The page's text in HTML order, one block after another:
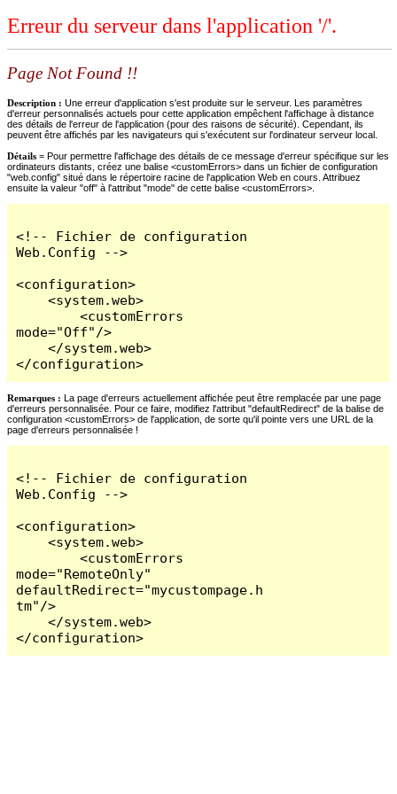
Erreur du serveur dans l'application '/'.
Page Not Found !!
Description : Une erreur d'application s'est produite sur le serveur. Les paramètres
d'erreur personnalisés actuels pour cette application empêchent l'affichage à distance
des détails de l'erreur de l'application (pour des raisons de sécurité). Cependant, ils
peuvent être affichés par les navigateurs qui s'exécutent sur l'ordinateur serveur local.
Détails = Pour permettre l'affichage des détails de ce message d'erreur spécifique sur les
ordinateurs distants, créez une balise <customErrors> dans un fichier de configuration
"web.config" situé dans le répertoire racine de l'application Web en cours. Attribuez
ensuite la valeur "off" à l'attribut "mode" de cette balise <customErrors>.
<!-- Fichier de configuration
Web.Config -->
<configuration>
    <system.web>
        <customErrors
mode="Off"/>
    </system.web>
</configuration>
Remarques : La page d'erreurs actuellement affichée peut être remplacée par une page
d'erreurs personnalisée. Pour ce faire, modifiez l'attribut "defaultRedirect" de la balise de
configuration <customErrors> de l'application, de sorte qu'il pointe vers une URL de la
page d'erreurs personnalisée !
<!-- Fichier de configuration
Web.Config -->
<configuration>
    <system.web>
        <customErrors
mode="RemoteOnly"
defaultRedirect="mycustompage.h
tm"/>
    </system.web>
</configuration>